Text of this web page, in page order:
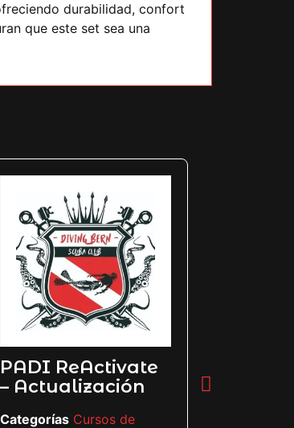
durabilidad, confort
que este set sea una
PADI ReActivate
– Actualización
Categorías Cursos de